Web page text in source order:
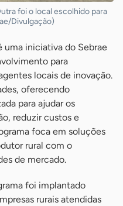
foi o local escolhido para
Divulgação)
uma iniciativa do Sebrae
para
locais de inovação.
oferecendo
para ajudar os
reduzir custos e
foca em soluções
rural com o
de mercado.
foi implantado
rurais atendidas